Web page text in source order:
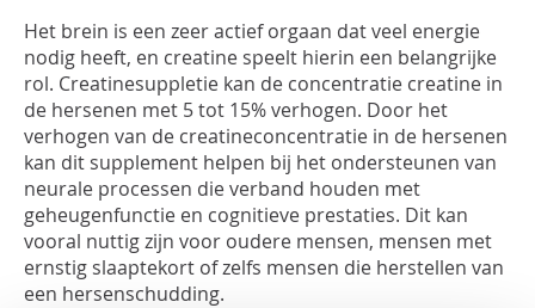
Het brein is een zeer actief orgaan dat veel energie
nodig heeft, en creatine speelt hierin een belangrijke
rol. Creatinesuppletie kan de concentratie creatine in
de hersenen met 5 tot 15% verhogen. Door het
verhogen van de creatineconcentratie in de hersenen
kan dit supplement helpen bij het ondersteunen van
neurale processen die verband houden met
geheugenfunctie en cognitieve prestaties. Dit kan
vooral nuttig zijn voor oudere mensen, mensen met
ernstig slaaptekort of zelfs mensen die herstellen van
een hersenschudding.